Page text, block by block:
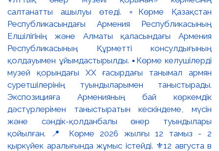
салтанатты ашылуы өтеді. ▫️Көрме Қазақстан
Республикасындағы Армения Республикасының
Елшілігінің және Алматы қаласындағы Армения
Республикасының Құрметті консулдығының
қолдауымен ұйымдастырылды. ▪️Көрме келушілерді
музей қорындағы ХХ ғасырдағы танымал армян
суретшілерінің туындыларымен таныстырады.
Экспозицияға Арменияның бай көркемдік
дәстүрлерімен таныстыратын кескіндеме, мүсін
және сәндік-қолданбалы өнер туындылары
қойылған. 📍 Көрме 2026 жылғы 12 тамыз - 2
қыркүйек аралығында жұмыс істейді. ⚜️12 августа в